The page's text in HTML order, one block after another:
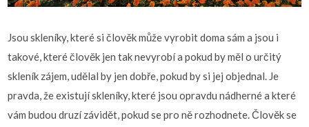
Jsou skleníky, které si člověk může vyrobit doma sám a jsou i
takové, které člověk jen tak nevyrobí a pokud by měl o určitý
skleník zájem, udělal by jen dobře, pokud by si jej objednal. Je
pravda, že existují skleníky, které jsou opravdu nádherné a které
vám budou druzí závidět, pokud se pro ně rozhodnete. Člověk se